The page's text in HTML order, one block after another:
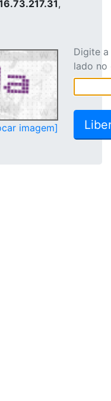
,
imagem]
Digite
lado no